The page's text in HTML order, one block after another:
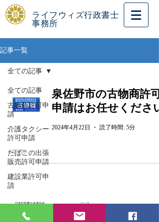
ライフウィズ行政書士
事務所
記事一覧
全ての記事
古物商許可申
請
介護タクシー
許可申請
たばこの出張
販売許可申請
建設業許可申
請
全ての記事
泉佐野市の古物商許可
申請はお任せください
2024年4月22日 読了時間: 5分
日本行政書士会連合会
大阪府行政書士会堺支部
日本行政書士政治連盟
リンク